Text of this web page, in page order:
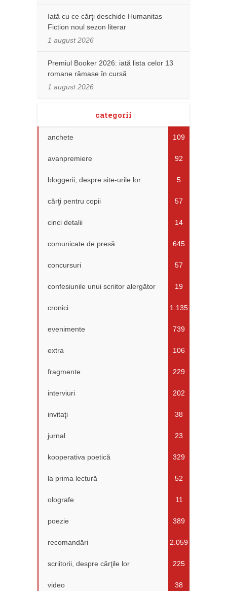
Iată cu ce cărţi deschide Humanitas
Fiction noul sezon literar
1 august 2026
Premiul Booker 2026: iată lista celor 13
romane rămase în cursă
1 august 2026
categorii
anchete 109
avanpremiere 92
bloggerii, despre site-urile lor 5
cărţi pentru copii 57
cinci detalii 14
comunicate de presă 645
concursuri 57
confesiunile unui scriitor alergător 19
cronici 1.135
evenimente 739
extra 106
fragmente 229
interviuri 202
invitaţi 38
jurnal 23
kooperativa poetică 329
la prima lectură 52
olografe 11
poezie 389
recomandări 2.059
scriitorii, despre cărţile lor 225
video 38